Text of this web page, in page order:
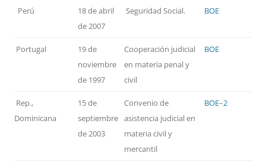
Perú
18 de abril
de 2007
Seguridad Social. BOE
Portugal
19 de
noviembre
de 1997
Cooperación judicial
en materia penal y
civil
BOE
Rep.,
Dominicana
15 de
septiembre
de 2003
Convenio de
asistencia judicial en
materia civil y
mercantil
BOE–2